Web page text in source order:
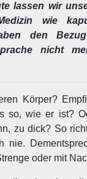
lassen wir
wie
den
nicht
Körper?
so, wie er ist?
zu dick? So
nie.
oder mit